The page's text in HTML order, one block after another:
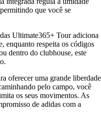
que você se
Ultimate365+ Tour adiciona
enquanto respeita os códigos
dentro do clubhouse, este
oferecer uma grande liberdade
pelo campo, você
os seus movimentos. As
de adidas com a